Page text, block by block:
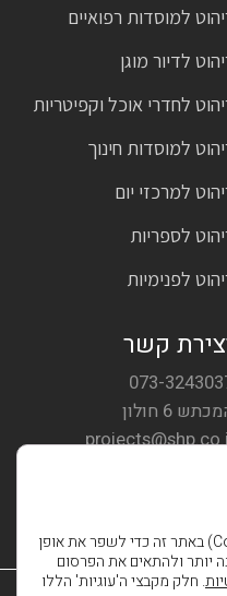
למוסדות רפואיים
לדיור מוגן
לחדרי אוכל וקפיטריות
למוסדות חינוך
למרכזי יום
לספריות
לפנימיות
קשר
073-
6 חולון
אנו משתמשים בקבצי "עוגיות" (Cookies) באתר זה כדי לשפר את אופן
יותר ולהתאים את הפרסום
. חלק מקבצי ה'עוגיות' הללו